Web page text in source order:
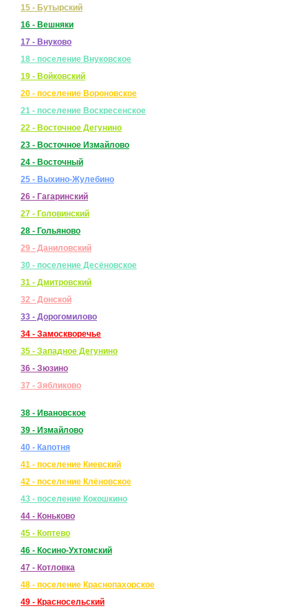
15 - Бутырский
16 - Вешняки
17 - Внуково
18 - поселение Внуковское
19 - Войковский
20 - поселение Вороновское
21 - поселение Воскресенское
22 - Восточное Дегунино
23 - Восточное Измайлово
24 - Восточный
25 - Выхино-Жулебино
26 - Гагаринский
27 - Головинский
28 - Гольяново
29 - Даниловский
30 - поселение Десёновское
31 - Дмитровский
32 - Донской
33 - Дорогомилово
34 - Замоскворечье
35 - Западное Дегунино
36 - Зюзино
37 - Зябликово
38 - Ивановское
39 - Измайлово
40 - Капотня
41 - поселение Киевский
42 - поселение Клёновское
43 - поселение Кокошкино
44 - Коньково
45 - Коптево
46 - Косино-Ухтомский
47 - Котловка
48 - поселение Краснопахорское
49 - Красносельский